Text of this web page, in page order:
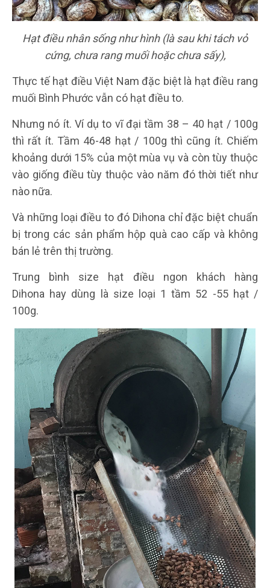
Hạt điều nhân sống như hình (là sau khi tách vỏ
cứng, chưa rang muối hoặc chưa sấy),
Thực tế hạt điều Việt Nam đặc biệt là hạt điều rang
muối Bình Phước vẫn có hạt điều to.
Nhưng nó ít. Ví dụ to vĩ đại tầm 38 – 40 hạt / 100g
thì rất ít. Tầm 46-48 hạt / 100g thì cũng ít. Chiếm
khoảng dưới 15% của một mùa vụ và còn tùy thuộc
vào giống điều tùy thuộc vào năm đó thời tiết như
nào nữa.
Và những loại điều to đó Dihona chỉ đặc biệt chuẩn
bị trong các sản phẩm hộp quà cao cấp và không
bán lẻ trên thị trường.
Trung bình size hạt điều ngon khách hàng
Dihona hay dùng là size loại 1 tầm 52 -55 hạt /
100g.